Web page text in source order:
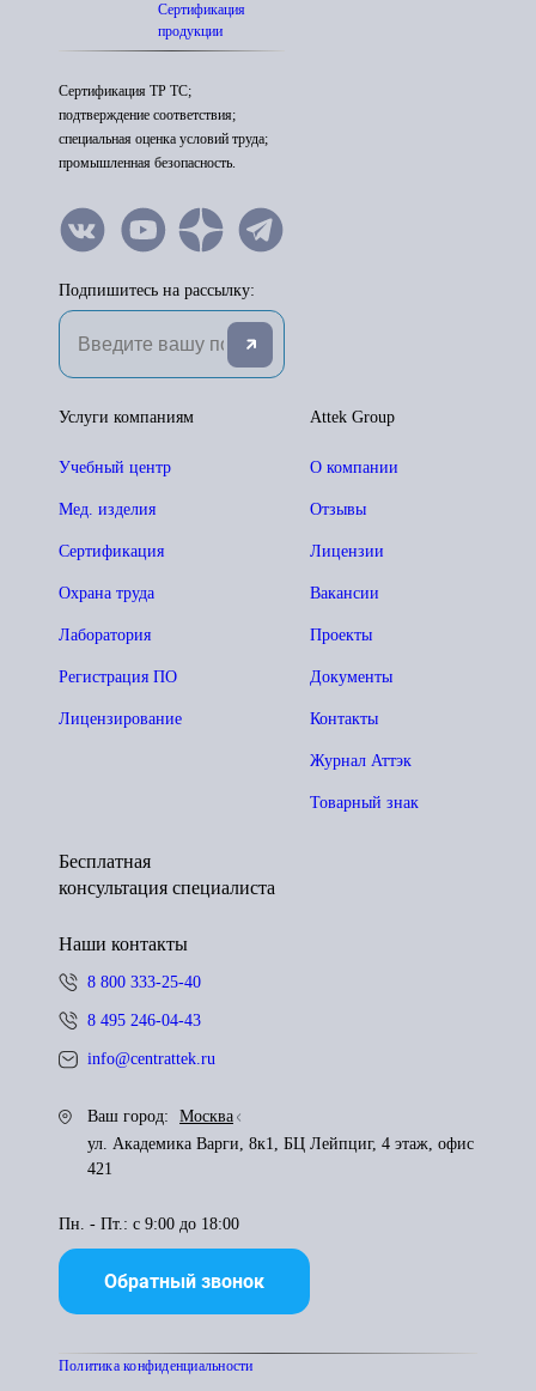
Сертификация
продукции
Сертификация ТР ТС;
подтверждение соответствия;
специальная оценка условий труда;
промышленная безопасность.
Подпишитесь на рассылку:
Attek Group
О компании
Отзывы
Лицензии
Вакансии
Проекты
Документы
Контакты
Журнал Аттэк
Товарный знак
Услуги компаниям
Учебный центр
Мед. изделия
Сертификация
Охрана труда
Лаборатория
Регистрация ПО
Лицензирование
Бесплатная
консультация специалиста
Наши контакты
8 800 333-25-40
8 495 246-04-43
info@centrattek.ru
Ваш город:
Москва
ул. Академика Варги, 8к1, БЦ Лейпциг, 4 этаж, офис
421
Пн. - Пт.: с 9:00 до 18:00
Обратный звонок
Политика конфиденциальности